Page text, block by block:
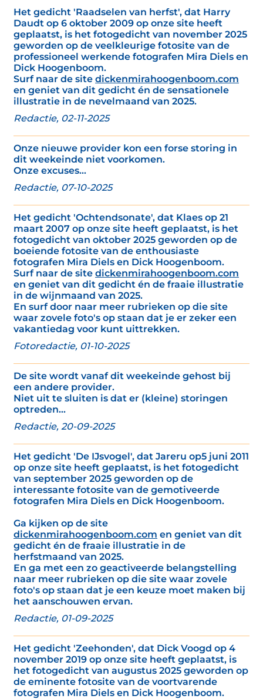
Het gedicht 'Raadselen van herfst', dat Harry
Daudt op 6 oktober 2009 op onze site heeft
geplaatst, is het fotogedicht van november 2025
geworden op de veelkleurige fotosite van de
professioneel werkende fotografen Mira Diels en
Dick Hoogenboom.
Surf naar de site dickenmirahoogenboom.com
en geniet van dit gedicht én de sensationele
illustratie in de nevelmaand van 2025.
Redactie, 02-11-2025
Onze nieuwe provider kon een forse storing in
dit weekeinde niet voorkomen.
Onze excuses...
Redactie, 07-10-2025
Het gedicht 'Ochtendsonate', dat Klaes op 21
maart 2007 op onze site heeft geplaatst, is het
fotogedicht van oktober 2025 geworden op de
boeiende fotosite van de enthousiaste
fotografen Mira Diels en Dick Hoogenboom.
Surf naar de site dickenmirahoogenboom.com
en geniet van dit gedicht én de fraaie illustratie
in de wijnmaand van 2025.
En surf door naar meer rubrieken op die site
waar zovele foto's op staan dat je er zeker een
vakantiedag voor kunt uittrekken.
Fotoredactie, 01-10-2025
De site wordt vanaf dit weekeinde gehost bij
een andere provider.
Niet uit te sluiten is dat er (kleine) storingen
optreden...
Redactie, 20-09-2025
Het gedicht 'De IJsvogel', dat Jareru op5 juni 2011
op onze site heeft geplaatst, is het fotogedicht
van september 2025 geworden op de
interessante fotosite van de gemotiveerde
fotografen Mira Diels en Dick Hoogenboom.
Ga kijken op de site
dickenmirahoogenboom.com en geniet van dit
gedicht én de fraaie illustratie in de
herfstmaand van 2025.
En ga met een zo geactiveerde belangstelling
naar meer rubrieken op die site waar zovele
foto's op staan dat je een keuze moet maken bij
het aanschouwen ervan.
Redactie, 01-09-2025
Het gedicht 'Zeehonden', dat Dick Voogd op 4
november 2019 op onze site heeft geplaatst, is
het fotogedicht van augustus 2025 geworden op
de eminente fotosite van de voortvarende
fotografen Mira Diels en Dick Hoogenboom.